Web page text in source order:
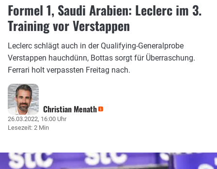
Formel 1, Saudi Arabien: Leclerc im 3.
Training vor Verstappen
Leclerc schlägt auch in der Qualifying-Generalprobe
Verstappen hauchdünn, Bottas sorgt für Überraschung.
Ferrari holt verpassten Freitag nach.
Christian Menath
26.03.2022, 16:00 Uhr
Lesezeit: 2 Min